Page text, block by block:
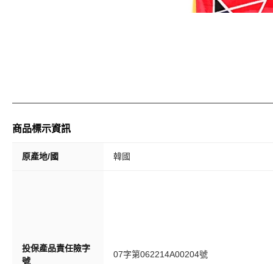
商品標示資訊
原產地/國 韓國
投保產品責任險字
號
07字第062214A00204號